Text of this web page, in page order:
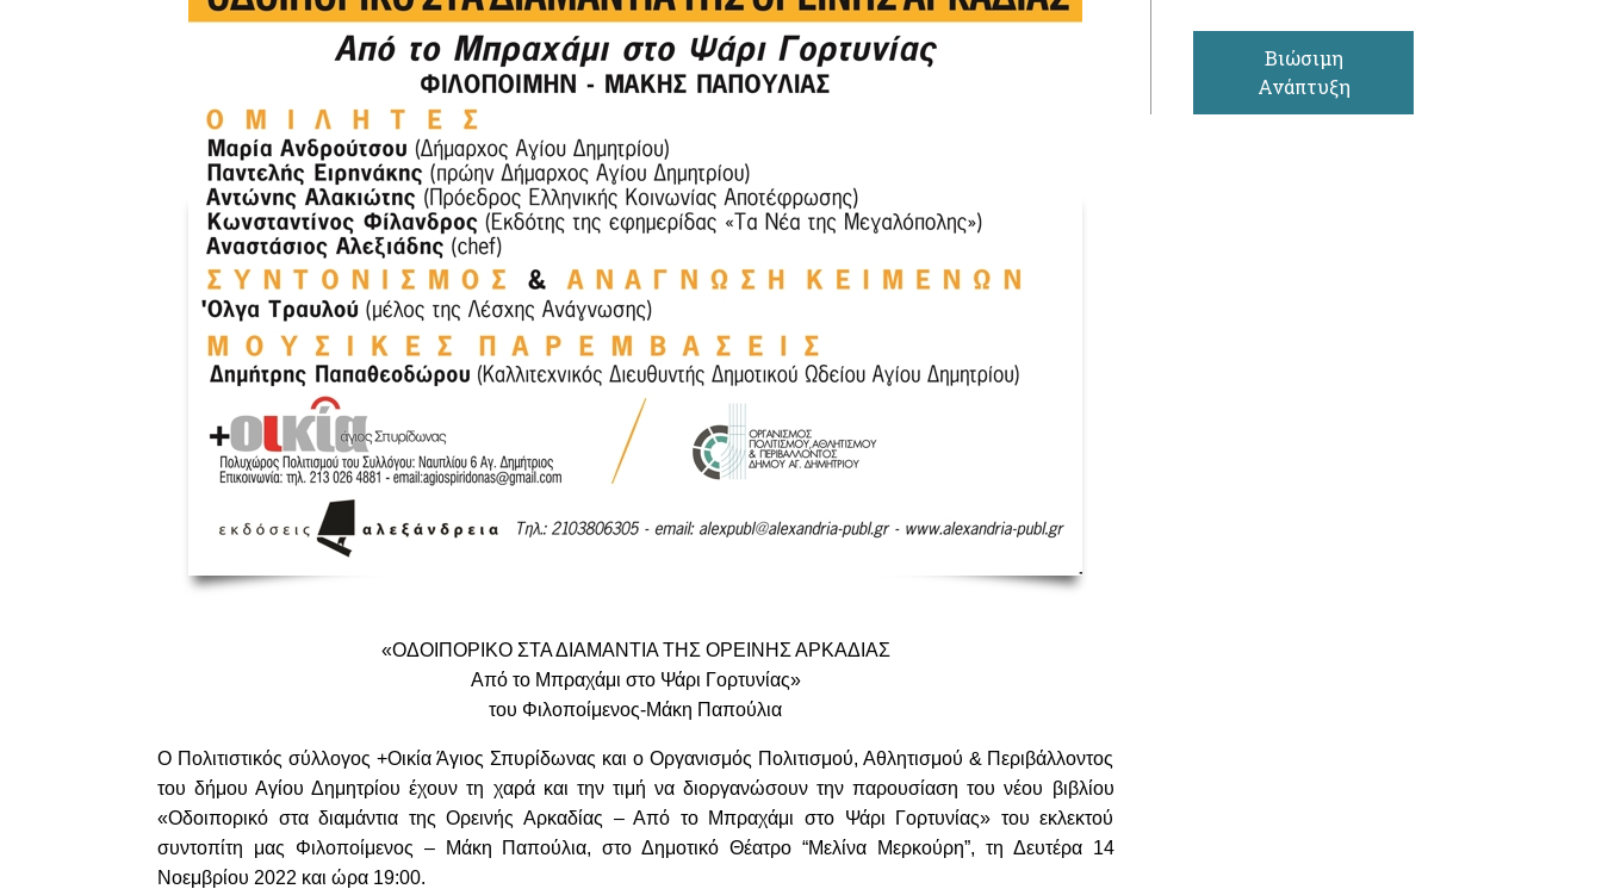
«ΟΔΟΙΠΟΡΙΚΟ ΣΤΑ ΔΙΑΜΑΝΤΙΑ ΤΗΣ ΟΡΕΙΝΗΣ ΑΡΚΑΔΙΑΣ
Από το Μπραχάμι στο Ψάρι Γορτυνίας»
του Φιλοποίμενος-Μάκη Παπούλια
Ο Πολιτιστικός σύλλογος +Οικία Άγιος Σπυρίδωνας και ο Οργανισμός Πολιτισμού, Αθλητισμού & Περιβάλλοντος
του δήμου Αγίου Δημητρίου έχουν τη χαρά και την τιμή να διοργανώσουν την παρουσίαση του νέου βιβλίου
«Οδοιπορικό στα διαμάντια της Ορεινής Αρκαδίας – Από το Μπραχάμι στο Ψάρι Γορτυνίας» του εκλεκτού
συντοπίτη μας Φιλοποίμενος – Μάκη Παπούλια,
στο Δημοτικό Θέατρο “Μελίνα Μερκούρη”, τη Δευτέρα 14
Νοεμβρίου 2022 και ώρα 19:00.
Βιώσιμη
Ανάπτυξη